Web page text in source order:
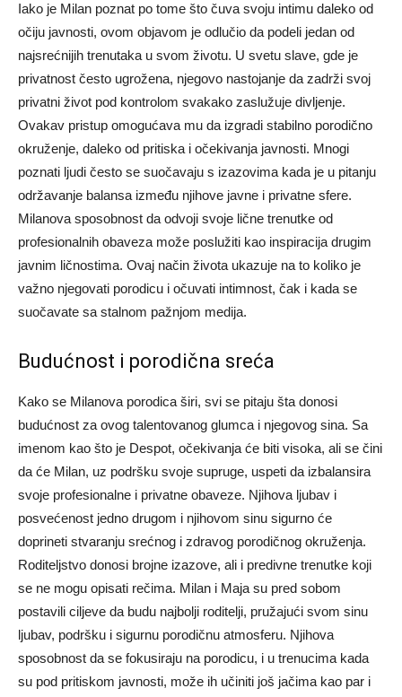
Iako je Milan poznat po tome što čuva svoju intimu daleko od
očiju javnosti, ovom objavom je odlučio da podeli jedan od
najsrećnijih trenutaka u svom životu. U svetu slave, gde je
privatnost često ugrožena, njegovo nastojanje da zadrži svoj
privatni život pod kontrolom svakako zaslužuje divljenje.
Ovakav pristup omogućava mu da izgradi stabilno porodično
okruženje, daleko od pritiska i očekivanja javnosti. Mnogi
poznati ljudi često se suočavaju s izazovima kada je u pitanju
održavanje balansa između njihove javne i privatne sfere.
Milanova sposobnost da odvoji svoje lične trenutke od
profesionalnih obaveza može poslužiti kao inspiracija drugim
javnim ličnostima. Ovaj način života ukazuje na to koliko je
važno njegovati porodicu i očuvati intimnost, čak i kada se
suočavate sa stalnom pažnjom medija.
Budućnost i porodična sreća
Kako se Milanova porodica širi, svi se pitaju šta donosi
budućnost za ovog talentovanog glumca i njegovog sina. Sa
imenom kao što je Despot, očekivanja će biti visoka, ali se čini
da će Milan, uz podršku svoje supruge, uspeti da izbalansira
svoje profesionalne i privatne obaveze. Njihova ljubav i
posvećenost jedno drugom i njihovom sinu sigurno će
doprineti stvaranju srećnog i zdravog porodičnog okruženja.
Roditeljstvo donosi brojne izazove, ali i predivne trenutke koji
se ne mogu opisati rečima. Milan i Maja su pred sobom
postavili ciljeve da budu najbolji roditelji, pružajući svom sinu
ljubav, podršku i sigurnu porodičnu atmosferu. Njihova
sposobnost da se fokusiraju na porodicu, i u trenucima kada
su pod pritiskom javnosti, može ih učiniti još jačima kao par i